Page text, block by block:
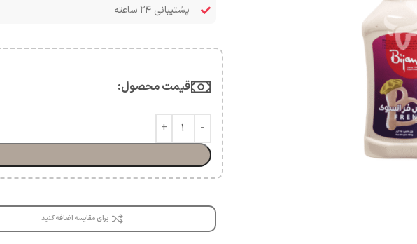
پشتیبانی ۲۴ ساعته
قیمت محصول:​
برای مقایسه اضافه کنید